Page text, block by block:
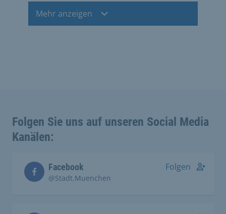
Mehr anzeigen
Folgen Sie uns auf unseren Social Media
Kanälen:
Facebook
@Stadt.Muenchen
Folgen